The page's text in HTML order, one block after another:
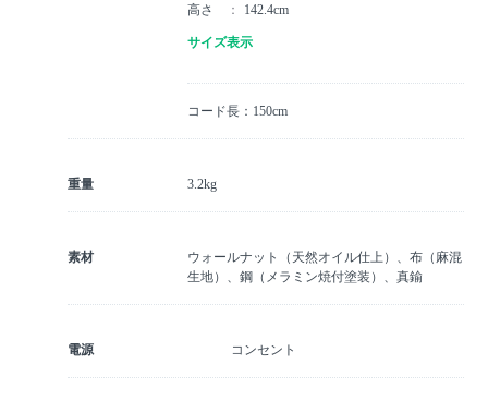
高さ 142.4cm
サイズ表示
コード長：150cm
重量 3.2kg
素材
ウォールナット（天然オイル仕上）、布（麻混
生地）、鋼（メラミン焼付塗装）、真鍮
電源 コンセント